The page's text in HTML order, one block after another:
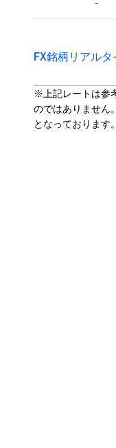
FX銘柄リアル
※上記レートは参
のではありません
となっております。